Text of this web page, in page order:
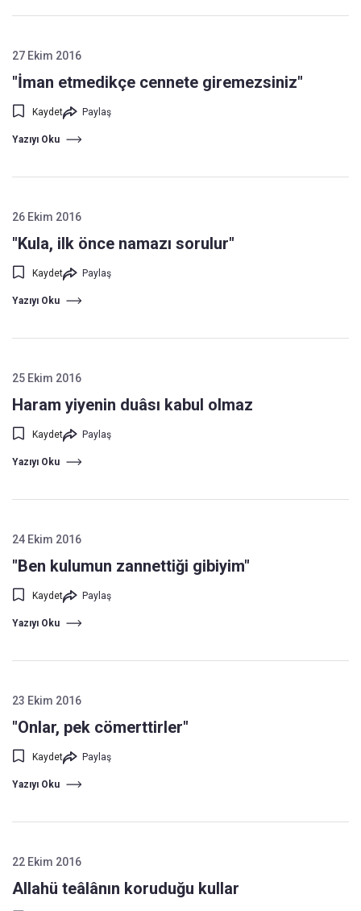
27 Ekim 2016
"İman etmedikçe cennete giremezsiniz"
Kaydet Paylaş
Yazıyı Oku
26 Ekim 2016
"Kula, ilk önce namazı sorulur"
Kaydet Paylaş
Yazıyı Oku
25 Ekim 2016
Haram yiyenin duâsı kabul olmaz
Kaydet Paylaş
Yazıyı Oku
24 Ekim 2016
"Ben kulumun zannettiği gibiyim"
Kaydet Paylaş
Yazıyı Oku
23 Ekim 2016
"Onlar, pek cömerttirler"
Kaydet Paylaş
Yazıyı Oku
22 Ekim 2016
Allahü teâlânın koruduğu kullar